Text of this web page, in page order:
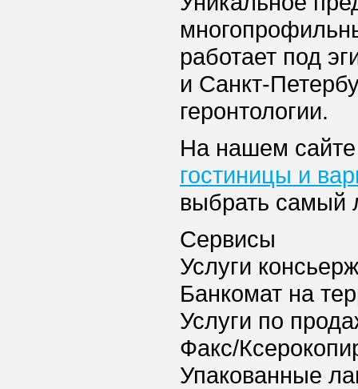
работает под
и Санкт-
геронтологии.
На нашем
гостиницы и
выбрать самый
Сервисы
Услуги
Банкомат на
Услуги по
Факс/
Упакованные